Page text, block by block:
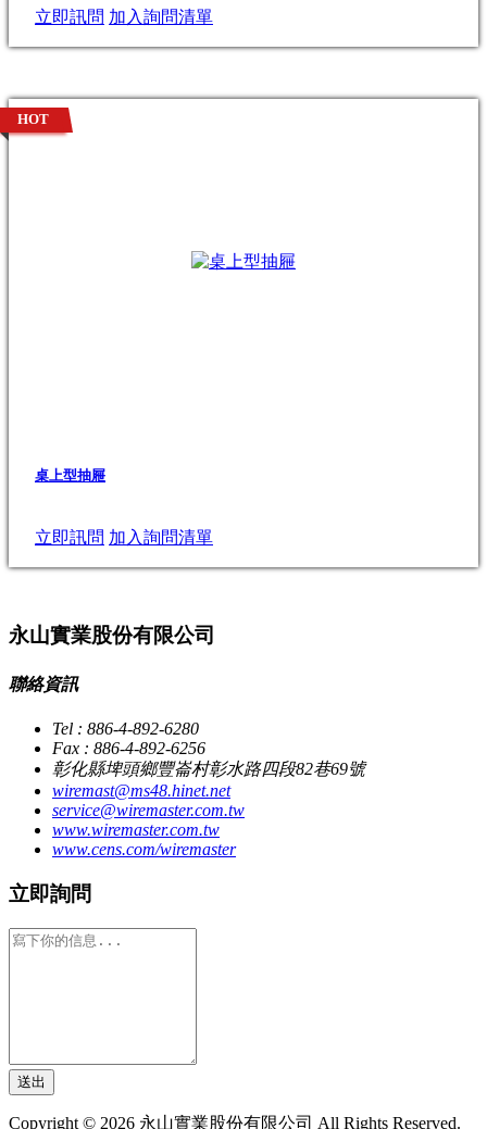
立即訊問 加入詢問清單
桌上型抽屜
立即訊問 加入詢問清單
HOT
永山實業股份有限公司
聯絡資訊
Tel : 886-4-892-6280
Fax : 886-4-892-6256
彰化縣埤頭鄉豐崙村彰水路四段82巷69號
wiremast@ms48.hinet.net
service@wiremaster.com.tw
www.wiremaster.com.tw
www.cens.com/wiremaster
立即詢問
送出
Copyright © 2026 永山實業股份有限公司 All Rights Reserved.